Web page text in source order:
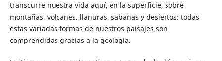
transcurre nuestra vida aquí, en la superficie, sobre
montañas, volcanes, llanuras, sabanas y desiertos: todas
estas variadas formas de nuestros paisajes son
comprendidas gracias a la geología.